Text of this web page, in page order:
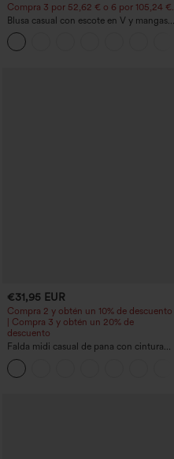
Compra 3 por 52,62 € o 6 por 105,24 €.
Blusa casual con escote en V y mangas
cortas abullonadas
€31,95 EUR
Compra 2 y obtén un 10% de descuento
| Compra 3 y obtén un 20% de
descuento
Falda midi casual de pana con cintura
media y bolsillo lateral frontal con
solapa